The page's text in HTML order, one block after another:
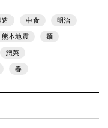
造 中食 明治
熊本地震 麺
惣菜
春